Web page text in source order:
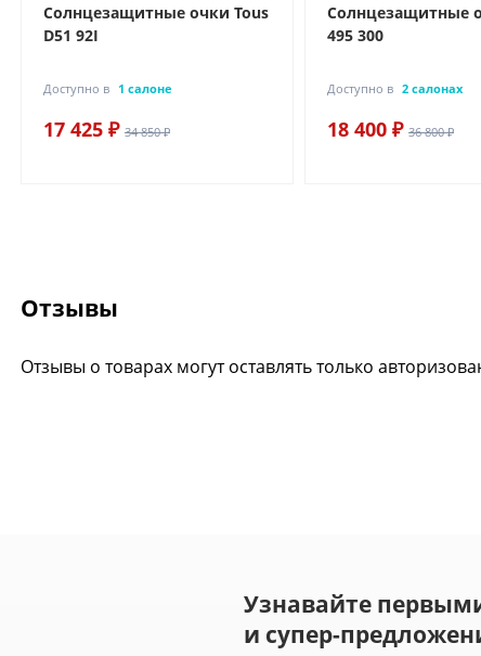
Солнцезащитные очки Tous
D51 92I
Доступно в 1 салоне
17 425 ₽ 34 850 ₽
Солнцезащитные
495 300
Доступно в 2 салонах
18 400 ₽ 36 800 ₽
Отзывы
Отзывы о товарах могут оставлять только
Узнавайте
и супер-